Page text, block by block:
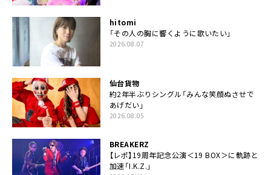
hitomi
「その人の胸に響くように歌いたい」
2026.08.07
仙台貨物
約2年半ぶりシングル「みんな笑顔ぬさせで
あげだい」
2026.08.05
BREAKERZ
【レポ】19周年記念公演＜19 BOX＞に軌跡と
加速「I.K.Z.」